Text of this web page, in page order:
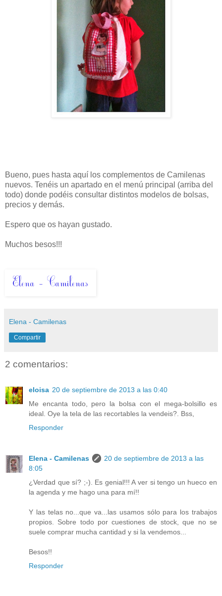
Bueno, pues hasta aquí los complementos de Camilenas
nuevos. Tenéis un apartado en el menú principal (arriba del
todo) donde podéis consultar distintos modelos de bolsas,
precios y demás.
Espero que os hayan gustado.
Muchos besos!!!
Elena - Camilenas
Compartir
2 comentarios:
eloisa 20 de septiembre de 2013 a las 0:40
Me encanta todo, pero la bolsa con el mega-bolsillo es
ideal. Oye la tela de las recortables la vendeis?. Bss,
Responder
Elena - Camilenas
20 de septiembre de 2013 a las
8:05
¿Verdad que sí? ;-). Es genial!!! A ver si tengo un hueco en
la agenda y me hago una para mí!!
Y las telas no...que va...las usamos sólo para los trabajos
propios. Sobre todo por cuestiones de stock, que no se
suele comprar mucha cantidad y si la vendemos...
Besos!!
Responder